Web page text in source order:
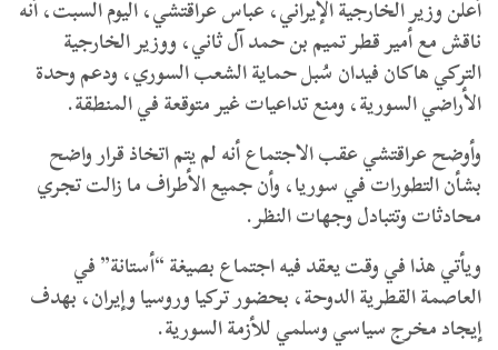
أعلن وزير الخارجية الإيراني، عباس عراقتشي، اليوم السبت، أنه
ناقش مع أمير قطر تميم بن حمد آل ثاني، ووزير الخارجية
التركي هاكان فيدان سُبل حماية الشعب السوري، ودعم وحدة
الأراضي السورية، ومنع تداعيات غير متوقعة في المنطقة.
وأوضح عراقتشي عقب الاجتماع أنه لم يتم اتخاذ قرار واضح
بشأن التطورات في سوريا، وأن جميع الأطراف ما زالت تجري
محادثات وتتبادل وجهات النظر.
ويأتي هذا في وقت يعقد فيه اجتماع بصيغة “أستانة” في
العاصمة القطرية الدوحة، بحضور تركيا وروسيا وإيران، بهدف
إيجاد مخرج سياسي وسلمي للأزمة السورية.